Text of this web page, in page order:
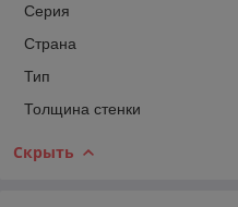
Серия
Страна
Тип
Толщина стенки
Скрыть